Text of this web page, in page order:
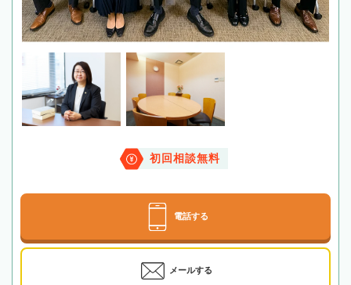
初回相談無料
電話する
メールする